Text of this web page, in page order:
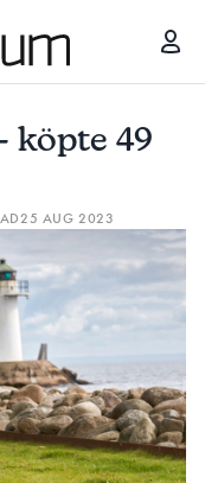
köpte 49
25 AUG 2023
PÅ TRE ÅR